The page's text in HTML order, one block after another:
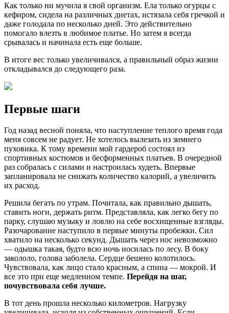
Как только ни мучила я свой организм. Ела только огурцы с
кефиром, сидела на различных диетах, истязала себя гречкой и
даже голодала по несколько дней. Это действительно
помогало влезть в любимое платье. Но затем я всегда
срывалась и начинала есть еще больше.
В итоге вес только увеличивался, а правильный образ жизни
откладывался до следующего раза.
Первые шаги
Год назад весной поняла, что наступление теплого время года
меня совсем не радует. Не хотелось вылезать из зимнего
пуховика. К тому времени мой гардероб состоял из
спортивных костюмов и бесформенных платьев. В очередной
раз собралась с силами и настроилась худеть. Впервые
запланировала не снижать количество калорий, а увеличить
их расход.
Решила бегать по утрам. Почитала, как правильно дышать,
ставить ноги, держать ритм. Представляла, как легко бегу по
парку, слушаю музыку и ловлю на себе восхищенные взгляды.
Разочарование наступило в первые минуты пробежки. Сил
хватило на несколько секунд. Дышать через нос невозможно
— одышка такая, будто всю ночь носилась по лесу. В боку
закололо, голова заболела. Сердце бешено колотилось.
Чувствовала, как лицо стало красным, а спина — мокрой. И
все это при еще медленном темпе. Перейдя на шаг,
почувствовала себя лучше.
В тот день прошла несколько километров. Нагрузку